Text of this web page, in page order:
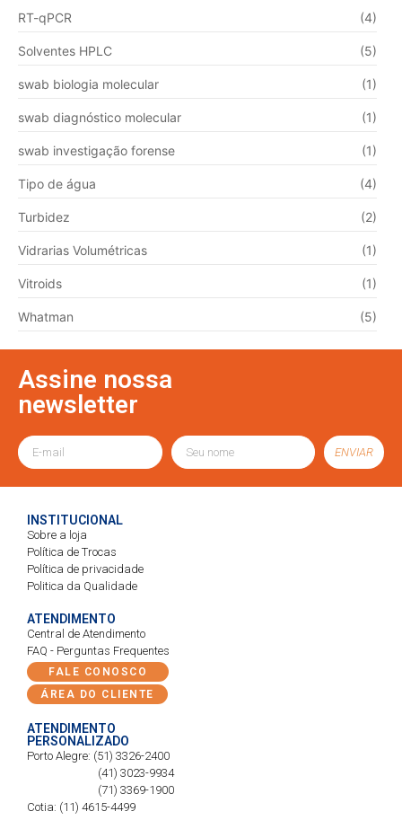
RT-qPCR (4)
Solventes HPLC (5)
swab biologia molecular (1)
swab diagnóstico molecular (1)
swab investigação forense (1)
Tipo de água (4)
Turbidez (2)
Vidrarias Volumétricas (1)
Vitroids (1)
Whatman (5)
Assine nossa
newsletter
ENVIAR
INSTITUCIONAL
Sobre a loja
Política de Trocas
Política de privacidade
Politica da Qualidade
ATENDIMENTO
Central de Atendimento
FAQ - Perguntas Frequentes
FALE CONOSCO
ÁREA DO CLIENTE
ATENDIMENTO
PERSONALIZADO
Porto Alegre: (51) 3326-2400
(41) 3023-9934
(71) 3369-1900
Cotia: (11) 4615-4499